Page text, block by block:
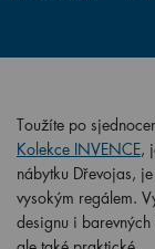
Toužíte po
Kolekce INVENCE,
nábytku Dřevojas,
vysokým regálem.
designu i